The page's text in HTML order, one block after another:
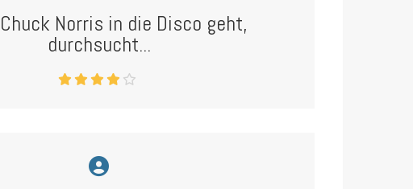
Norris in die Disco geht,
durchsucht...